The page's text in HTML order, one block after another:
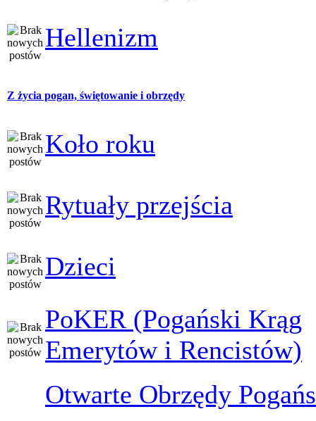
Hellenizm
Z życia pogan, świętowanie i obrzędy
Koło roku
Rytuały przejścia
Dzieci
PoKER (Pogański Krąg
Emerytów i Rencistów)
Otwarte Obrzędy